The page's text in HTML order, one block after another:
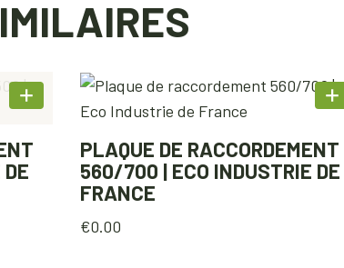
PLAQUE DE RACCORDEMENT
560/700 | ECO INDUSTRIE DE
FRANCE
€0.00